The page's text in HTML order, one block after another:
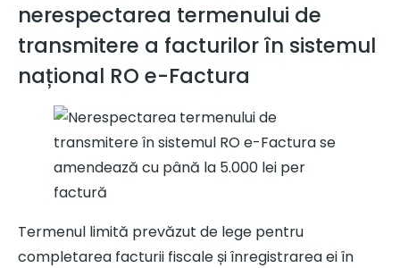
nerespectarea termenului de
transmitere a facturilor în sistemul
național RO e-Factura
Termenul limită prevăzut de lege pentru
completarea facturii fiscale și înregistrarea ei în